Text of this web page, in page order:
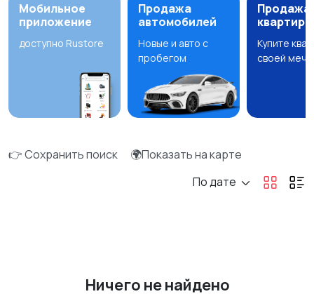
Мобильное
приложение
доступно Rustore
Продажа
автомобилей
Новые и авто с
пробегом
Продажа
квартир
Купите
своей
👉 Сохранить поиск
🌍Показать на карте
По дате
Ничего не найдено